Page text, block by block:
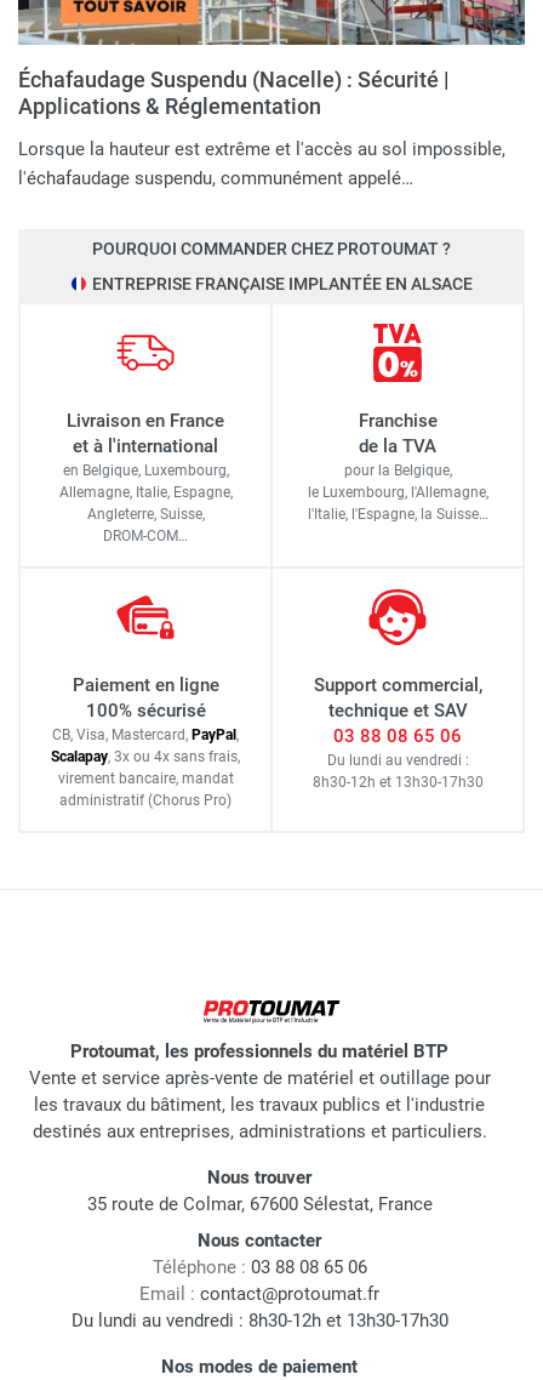
Échafaudage Suspendu (Nacelle) : Sécurité |
Applications & Réglementation
Lorsque la hauteur est extrême et l'accès au sol impossible,
l'échafaudage suspendu, communément appelé…
POURQUOI COMMANDER CHEZ PROTOUMAT ?
ENTREPRISE FRANÇAISE IMPLANTÉE EN ALSACE
Livraison en France
et à l'international
en Belgique, Luxembourg,
Allemagne, Italie, Espagne,
Angleterre, Suisse,
DROM-COM…
Franchise
de la TVA
pour la Belgique,
le Luxembourg, l'Allemagne,
l'Italie, l'Espagne, la Suisse…
Paiement en ligne
100% sécurisé
CB, Visa, Mastercard, PayPal,
Scalapay, 3x ou 4x sans frais,
virement bancaire, mandat
administratif (Chorus Pro)
Support commercial,
technique et SAV
03 88 08 65 06
Du lundi au vendredi :
8h30-12h et 13h30-17h30
Protoumat, les professionnels du matériel BTP
Vente et service après-vente de matériel et outillage pour
les travaux du bâtiment, les travaux publics et l'industrie
destinés aux entreprises, administrations et particuliers.
Nous trouver
35 route de Colmar, 67600 Sélestat, France
Nous contacter
Téléphone : 03 88 08 65 06
Email : contact@protoumat.fr
Du lundi au vendredi : 8h30-12h et 13h30-17h30
Nos modes de paiement